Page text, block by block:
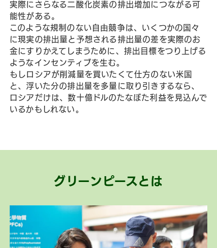
実際にさらなる二酸化炭素の排出増加につながる可
能性がある。
このような規制のない自由競争は、いくつかの国々
に現実の排出量と予想される排出量の差を実際のお
金にすりかえてしまうために、排出目標をつり上げる
ようなインセンティブを生む。
もしロシアが削減量を買いたくて仕方のない米国
と、浮いた分の排出量を多量に取り引きするなら、
ロシアだけは、数十億ドルのたなぼた利益を見込んで
いるかもしれない。
グリーンピースとは